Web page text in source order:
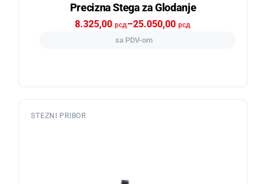
Precizna Stega za Glodanje
8.325,00рсд–25.050,00рсд
sa PDV-om
STEZNI PRIBOR